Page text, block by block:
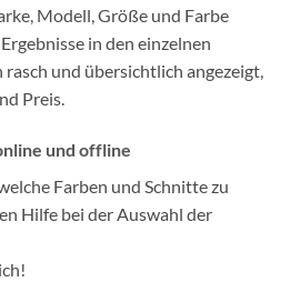
Modell, Größe und Farbe
in den einzelnen
und übersichtlich angezeigt,
Preis.
und offline
Farben und Schnitte zu
Hilfe bei der Auswahl der